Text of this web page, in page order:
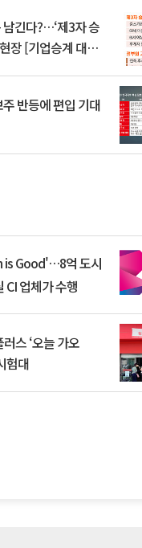
긴다?…‘제3자 승
장 [기업승계 대전
반등에 편입 기대
CI 업체가 수행
스 ‘오늘 가오
험대